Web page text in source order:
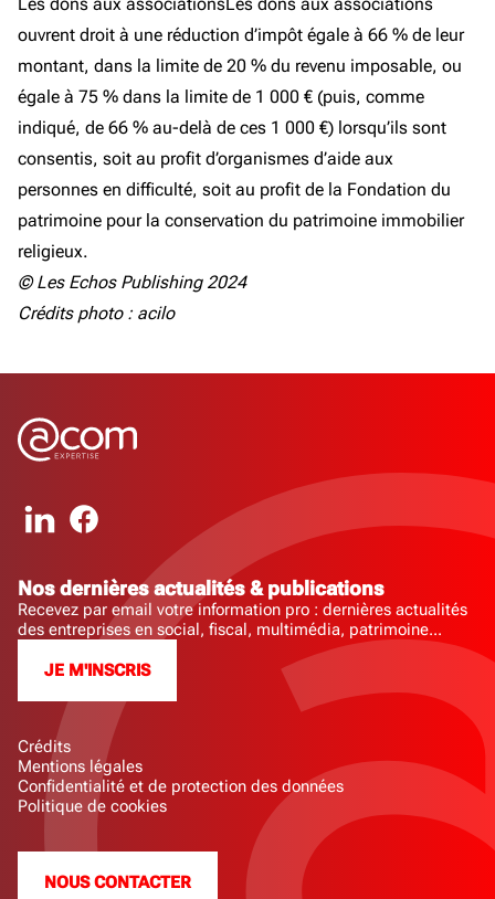
ouvrent droit à une réduction d’impôt égale à 66 % de leur
montant, dans la limite de 20 % du revenu imposable, ou
égale à 75 % dans la limite de 1 000 € (puis, comme
indiqué, de 66 % au-delà de ces 1 000 €) lorsqu’ils sont
consentis, soit au profit d’organismes d’aide aux
personnes en difficulté, soit au profit de la Fondation du
patrimoine pour la conservation du patrimoine immobilier
religieux.
© Les Echos Publishing 2024
Crédits photo : acilo
Crédits
Mentions légales
Confidentialité et de protection des données
Politique de cookies
NOUS CONTACTER
Nos dernières actualités & publications
Recevez par email votre information pro : dernières actualités
des entreprises en social, fiscal, multimédia, patrimoine...
JE M'INSCRIS